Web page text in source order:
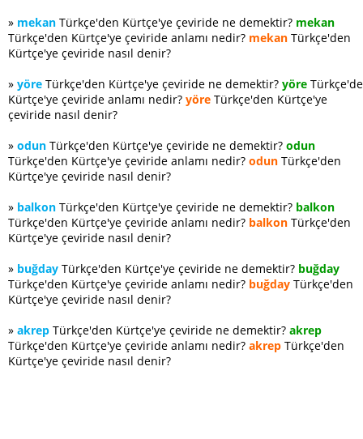
» mekan Türkçe'den Kürtçe'ye çeviride ne demektir? mekan
Türkçe'den Kürtçe'ye çeviride anlamı nedir? mekan Türkçe'den
Kürtçe'ye çeviride nasıl denir?
» yöre Türkçe'den Kürtçe'ye çeviride ne demektir? yöre
Kürtçe'ye çeviride anlamı nedir? yöre Türkçe'den Kürtçe'ye
çeviride nasıl denir?
» odun Türkçe'den Kürtçe'ye çeviride ne demektir? odun
Türkçe'den Kürtçe'ye çeviride anlamı nedir? odun Türkçe'den
Kürtçe'ye çeviride nasıl denir?
» balkon Türkçe'den Kürtçe'ye çeviride ne demektir? balkon
Türkçe'den Kürtçe'ye çeviride anlamı nedir? balkon Türkçe'den
Kürtçe'ye çeviride nasıl denir?
» buğday Türkçe'den Kürtçe'ye çeviride ne demektir? buğday
Türkçe'den Kürtçe'ye çeviride anlamı nedir? buğday Türkçe'den
Kürtçe'ye çeviride nasıl denir?
» akrep Türkçe'den Kürtçe'ye çeviride ne demektir? akrep
Türkçe'den Kürtçe'ye çeviride anlamı nedir? akrep Türkçe'den
Kürtçe'ye çeviride nasıl denir?